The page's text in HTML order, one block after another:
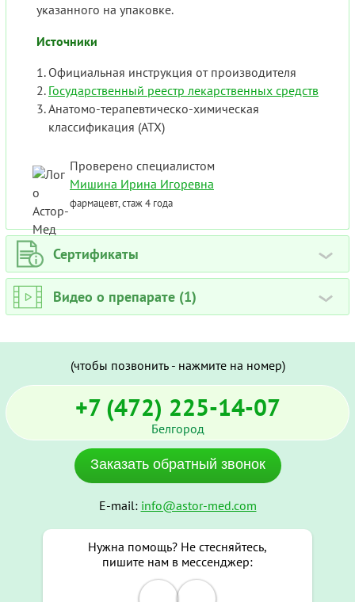
указанного на упаковке.
Источники
Официальная инструкция от производителя
Государственный реестр лекарственных средств
Анатомо-терапевтическо-химическая
классификация (ATX)
Проверено специалистом
Мишина Ирина Игоревна
фармацевт, стаж 4 года
Сертификаты ›
Видео о препарате (1) ›
(чтобы позвонить - нажмите на номер)
+7 (472) 225-14-07
Белгород
Заказать обратный звонок
E-mail: info@astor-med.com
Нужна помощь? Не стесняйтесь,
пишите нам в мессенджер: